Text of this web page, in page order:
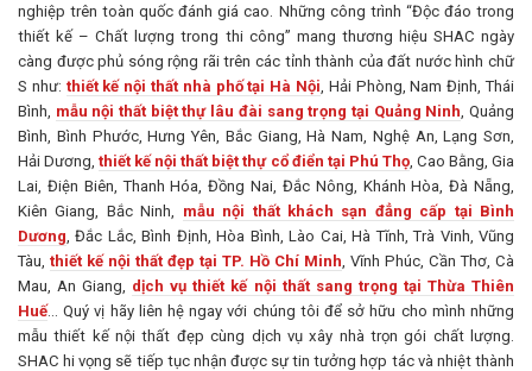
nghiệp trên toàn quốc đánh giá cao. Những công trình “Độc đáo trong
thiết kế – Chất lượng trong thi công” mang thương hiệu SHAC ngày
càng được phủ sóng rộng rãi trên các tỉnh thành của đất nước hình chữ
S như: thiết kế nội thất nhà phố tại Hà Nội , Hải Phòng, Nam Định, Thái
Bình, mẫu nội thất biệt thự lâu đài sang trọng tại Quảng Ninh , Quảng
Bình, Bình Phước, Hưng Yên, Bắc Giang, Hà Nam, Nghệ An, Lạng Sơn,
Hải Dương,thiết kế nội thất biệt thự cổ điển tại Phú Thọ, Cao Bằng, Gia
Lai, Điện Biên, Thanh Hóa, Đồng Nai, Đắc Nông, Khánh Hòa, Đà Nẵng,
Kiên Giang, Bắc Ninh, mẫu nội thất khách sạn đẳng cấp tại Bình
Dương , Đắc Lắc, Bình Định, Hòa Bình, Lào Cai, Hà Tĩnh, Trà Vinh, Vũng
Tàu, thiết kế nội thất đẹp tại TP. Hồ Chí Minh , Vĩnh Phúc, Cần Thơ, Cà
Mau, An Giang, dịch vụ thiết kế nội thất sang trọng tại Thừa Thiên
Huế… Quý vị hãy liên hệ ngay với chúng tôi để sở hữu cho mình những
mẫu thiết kế nội thất đẹp cùng dịch vụ xây nhà trọn gói chất lượng.
SHAC hi vọng sẽ tiếp tục nhận được sự tin tưởng hợp tác và nhiệt thành